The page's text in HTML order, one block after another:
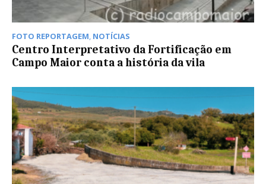
FOTO REPORTAGEM, NOTÍCIAS
Centro Interpretativo da Fortificação em
Campo Maior conta a história da vila